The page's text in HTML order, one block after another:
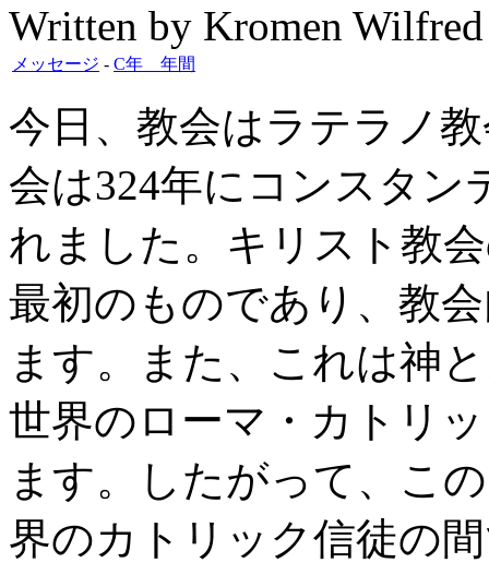
Written by Kromen Wilfred
メッセージ - C年 年間
今日、教会はラテラノ
会は324年にコンスタン
れました。キリスト教
最初のものであり、教
ます。また、これは神
世界のローマ・カトリ
ます。したがって、こ
界のカトリック信徒の